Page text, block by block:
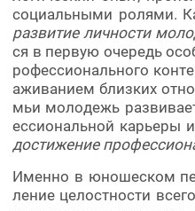
социальными ролями.
развитие личности
ся в первую очередь
рофессионального
аживанием близких
мьи молодежь
ессиональной карьеры
достижение
Именно в юношеском
ление целостности